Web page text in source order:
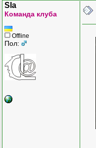
Sla
Команда клуба
Offline
Пол: